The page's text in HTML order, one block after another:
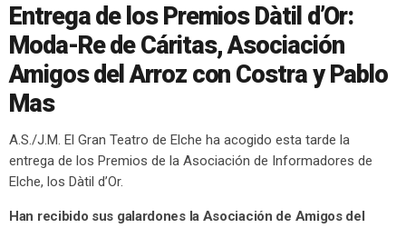
Entrega de los Premios Dàtil d’Or:
Moda-Re de Cáritas, Asociación
Amigos del Arroz con Costra y Pablo
Mas
A.S./J.M. El Gran Teatro de Elche ha acogido esta tarde la
entrega de los Premios de la Asociación de Informadores de
Elche, los Dàtil d’Or.
Han recibido sus galardones la Asociación de Amigos del